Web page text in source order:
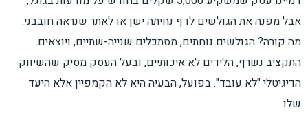
אבל מפנה את הגולשים לדף נחיתה ישן או לאתר שנראה חובבני.
מה קורה? הגולשים נוחתים, מסתכלים שנייה-שתיים, ויוצאים.
התקציב נשרף, הלידים לא איכותיים, ובעל העסק מסיק שהשיווק
הדיגיטלי "לא עובד". בפועל, הבעיה היא לא הקמפיין אלא היעד
שלו.